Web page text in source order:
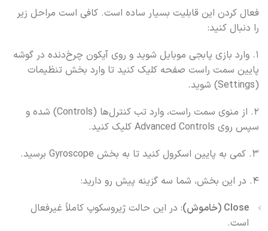
فعال کردن این قابلیت بسیار ساده است. کافی است مراحل زیر
را دنبال کنید:
1. وارد بازی پابجی موبایل شوید و روی آیکون چرخ‌دنده در گوشه
پایین سمت راست صفحه کلیک کنید تا وارد بخش تنظیمات
(Settings) شوید.
2. از منوی سمت راست، وارد تب کنترل‌ها (Controls) شده و
سپس روی Advanced Controls کلیک کنید.
3. کمی به پایین اسکرول کنید تا به بخش Gyroscope برسید.
4. در این بخش، شما سه گزینه پیش رو دارید:
Close (خاموش)
: در این حالت ژیروسکوپ کاملاً غیرفعال
است.